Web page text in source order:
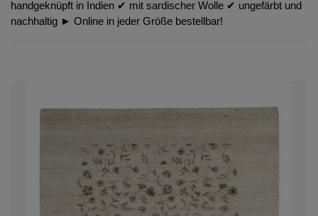
handgeknüpft in Indien ✔︎ mit sardischer Wolle ✔︎ ungefärbt und
nachhaltig ► Online in jeder Größe bestellbar!